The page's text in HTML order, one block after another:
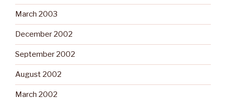
March 2003
December 2002
September 2002
August 2002
March 2002